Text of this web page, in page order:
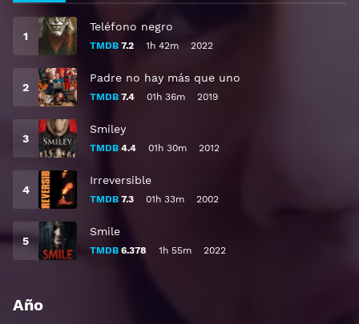
Teléfono negro
TMDB 7.2 1h 42m 2022
Padre no hay más que uno
TMDB 7.4 01h 36m 2019
Smiley
TMDB 4.4 01h 30m 2012
Irreversible
TMDB 7.3 01h 33m 2002
Smile
TMDB 6.378 1h 55m 2022
Año